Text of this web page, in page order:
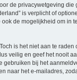
de privacywetgeving
is verplicht of
de mogelijkheid om in
is het niet aan te
veilig en geef het nooit
bij het
naar het e-mailadres,